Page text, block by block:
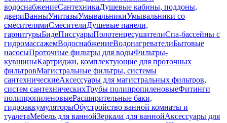
водоснабжениеСантехникаДушевые кабины, поддоны,
двериВанныУнитазыУмывальникиУмывальники со
смесителямиСмесителиДушевые панели,
гарнитурыБидеПиссуарыПолотенцесушителиСпа-бассейны с
гидромассажемВодоснабжениеВодонагревателиБытовые
насосыПроточные фильтры для водыФильтры-
кувшиныКартриджи, комплектующие для проточных
фильтровМагистральные фильтры, системы
сантехническиеАксессуары для магистральных фильтров,
систем сантехническихТрубы полипропиленовыеФитинги
полипропиленовыеРасширительные баки,
гидроаккумуляторыОбустройство ванной комнаты и
туалетаМебель для ваннойЗеркала для ваннойАксессуары для